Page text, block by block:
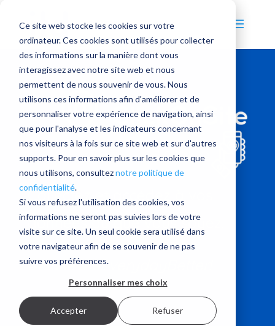
Ce site web stocke les cookies sur votre
ordinateur. Ces cookies sont utilisés pour collecter
des informations sur la manière dont vous
interagissez avec notre site web et nous
permettent de nous souvenir de vous. Nous
utilisons ces informations afin d'améliorer et de
personnaliser votre expérience de navigation, ainsi
que pour l'analyse et les indicateurs concernant
nos visiteurs à la fois sur ce site web et sur d'autres
supports. Pour en savoir plus sur les cookies que
nous utilisons, consulteznotre politique de
confidentialité.
Si vous refusez l'utilisation des cookies, vos
informations ne seront pas suivies lors de votre
visite sur ce site. Un seul cookie sera utilisé dans
votre navigateur afin de se souvenir de ne pas
suivre vos préférences.
Personnaliser mes choix
Accepter Refuser
Collectez et accédez à vos
données où que vous soyez.
#MakeTheEverydayBetter!